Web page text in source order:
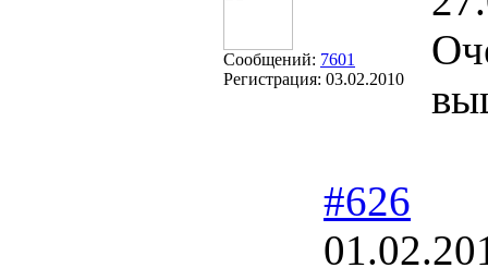
Сообщений: 7601
Регистрация: 03.02.2010
#626